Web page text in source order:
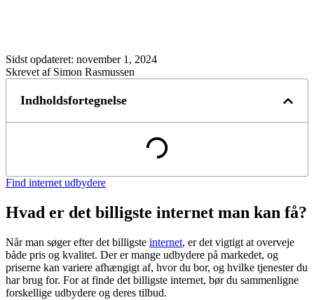
Sidst opdateret: november 1, 2024
Skrevet af Simon Rasmussen
Indholdsfortegnelse
Find internet udbydere
Hvad er det billigste internet man kan få?
Når man søger efter det billigste internet, er det vigtigt at overveje
både pris og kvalitet. Der er mange udbydere på markedet, og
priserne kan variere afhængigt af, hvor du bor, og hvilke tjenester du
har brug for. For at finde det billigste internet, bør du sammenligne
forskellige udbydere og deres tilbud.